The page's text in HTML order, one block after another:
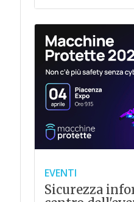
EVENTI
Sicurezza